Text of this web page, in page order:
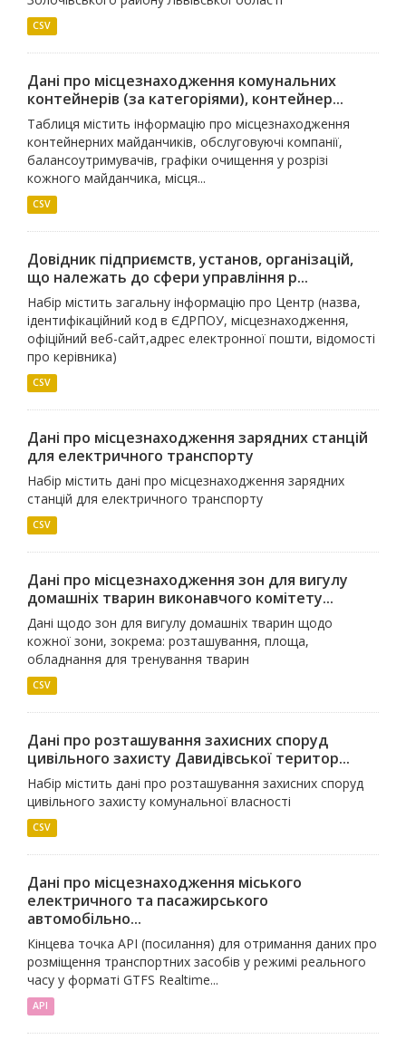
CSV
Дані про місцезнаходження комунальних
контейнерів (за категоріями), контейнер...
Таблиця містить інформацію про місцезнаходження
контейнерних майданчиків, обслуговуючі компанії,
балансоутримувачів, графіки очищення у розрізі
кожного майданчика, місця...
CSV
Довідник підприємств, установ, організацій,
що належать до сфери управління р...
Набір містить загальну інформацію про Центр (назва,
ідентифікаційний код в ЄДРПОУ, місцезнаходження,
офіційний веб-сайт,адрес електронної пошти, відомості
про керівника)
CSV
Дані про місцезнаходження зарядних станцій
для електричного транспорту
Набір містить дані про місцезнаходження зарядних
станцій для електричного транспорту
CSV
Дані про місцезнаходження зон для вигулу
домашніх тварин виконавчого комітету...
Дані щодо зон для вигулу домашніх тварин щодо
кожної зони, зокрема: розташування, площа,
обладнання для тренування тварин
CSV
Дані про розташування захисних споруд
цивільного захисту Давидівської територ...
Набір містить дані про розташування захисних споруд
цивільного захисту комунальної власності
CSV
Дані про місцезнаходження міського
електричного та пасажирського
автомобільно...
Кінцева точка API (посилання) для отримання даних про
розміщення транспортних засобів у режимі реального
часу у форматі GTFS Realtime...
API